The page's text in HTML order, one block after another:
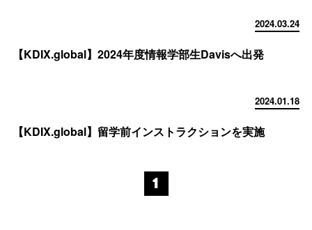
2024.03.24
【KDIX.global】2024年度情報学部生Davisへ出発
2024.01.18
【KDIX.global】留学前インストラクションを実施
1